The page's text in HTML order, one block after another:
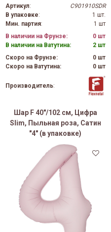
Артикул:
C901910SDR
В упаковке:
1 шт.
Мин. партия:
1 шт
В наличии на Фрунзе:
0 шт
В наличии на Ватутина:
2 шт
Скоро на Фрунзе:
0 шт
Скоро на Ватутина:
0 шт
Производитель:
Шар F 40"/102 см, Цифра
Slim, Пыльная роза, Сатин
"4" (в упаковке)